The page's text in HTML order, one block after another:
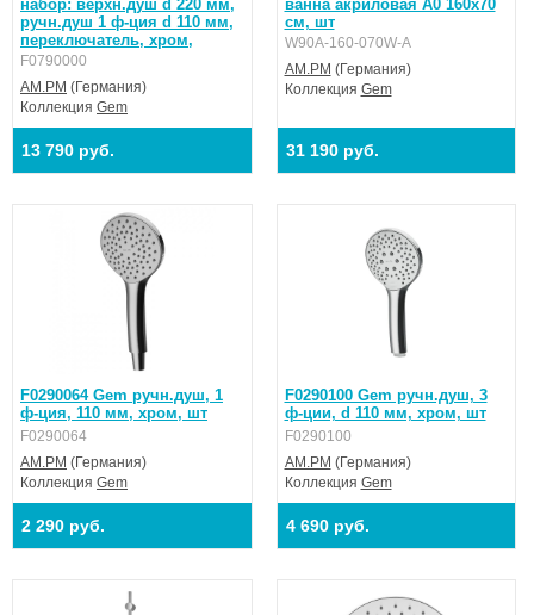
набор: верхн.душ d 220 мм,
ручн.душ 1 ф-ция d 110 мм,
переключатель, хром,
F0790000
AM.PM (Германия)
Коллекция Gem
13 790 руб.
ванна акриловая A0 160x70
см, шт
W90A-160-070W-A
AM.PM (Германия)
Коллекция Gem
31 190 руб.
F0290064 Gem ручн.душ, 1
ф-ция, 110 мм, хром, шт
F0290064
AM.PM (Германия)
Коллекция Gem
2 290 руб.
F0290100 Gem ручн.душ, 3
ф-ции, d 110 мм, хром, шт
F0290100
AM.PM (Германия)
Коллекция Gem
4 690 руб.